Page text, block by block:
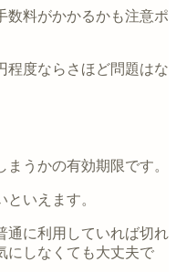
数料がかかるかも注意ポ
程度ならさほど問題はな
うかの有効期限です。
いえます。
通に利用していれば切れ
にしなくても大丈夫で